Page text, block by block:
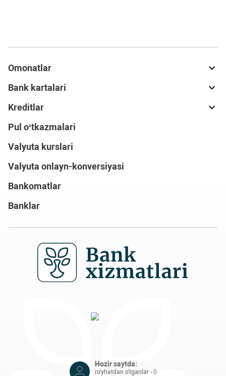
Omonatlar
Bank kartalari
Kreditlar
Pul o‘tkazmalari
Valyuta kurslari
Valyuta onlayn-konversiyasi
Bankomatlar
Banklar
Hozir saytda:
ro'yhatdan o'tganlar - 0